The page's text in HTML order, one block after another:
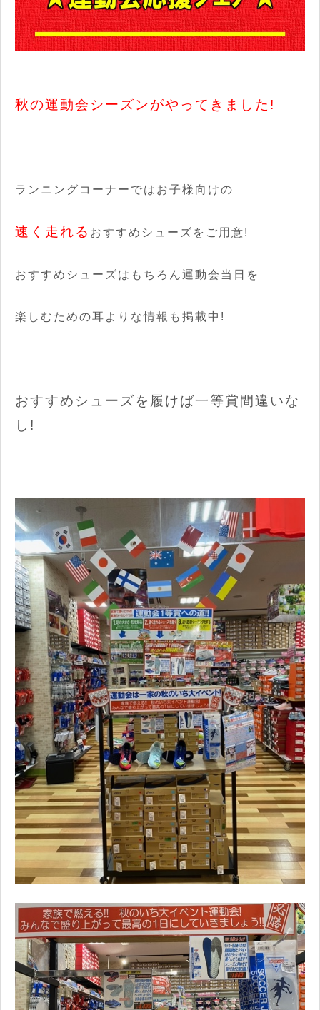
秋の運動会シーズンがやってきました!
ランニングコーナーではお子様向けの
速く走れる おすすめシューズをご用意!
おすすめシューズはもちろん運動会当日を
楽しむための耳よりな情報も掲載中!
おすすめシューズを履けば一等賞間違いな
し!